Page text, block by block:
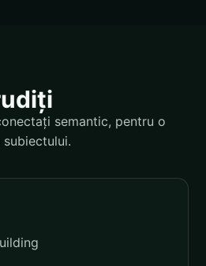
semantic, pentru o